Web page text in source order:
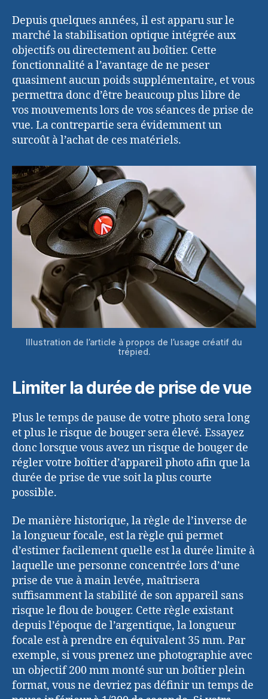
Depuis quelques années, il est apparu sur le
marché la stabilisation optique intégrée aux
objectifs ou directement au boîtier. Cette
fonctionnalité a l’avantage de ne peser
quasiment aucun poids supplémentaire, et vous
permettra donc d’être beaucoup plus libre de
vos mouvements lors de vos séances de prise de
vue. La contrepartie sera évidemment un
surcoût à l’achat de ces matériels.
Illustration de l’article à propos de l’usage créatif du
trépied.
Limiter la durée de prise de vue
Plus le temps de pause de votre photo sera long
et plus le risque de bouger sera élevé. Essayez
donc lorsque vous avez un risque de bouger de
régler votre boîtier d’appareil photo afin que la
durée de prise de vue soit la plus courte
possible.
De manière historique, la règle de l’inverse de
la longueur focale, est la règle qui permet
d’estimer facilement quelle est la durée limite à
laquelle une personne concentrée lors d’une
prise de vue à main levée, maîtrisera
suffisamment la stabilité de son appareil sans
risque le flou de bouger. Cette règle existant
depuis l’époque de l’argentique, la longueur
focale est à prendre en équivalent 35 mm. Par
exemple, si vous prenez une photographie avec
un objectif 200 mm monté sur un boîtier plein
format, vous ne devriez pas définir un temps de